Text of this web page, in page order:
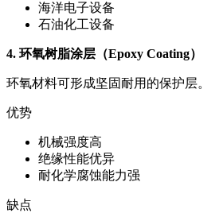
海洋电子设备
石油化工设备
4. 环氧树脂涂层（Epoxy Coating）
环氧材料可形成坚固耐用的保护层。
优势
机械强度高
绝缘性能优异
耐化学腐蚀能力强
缺点